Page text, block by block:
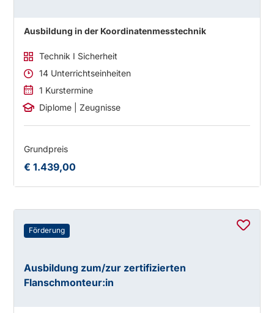
Ausbildung in der Koordinatenmesstechnik
Technik I Sicherheit
14 Unterrichtseinheiten
1 Kurstermine
Diplome | Zeugnisse
Grundpreis
€ 1.439,00
Förderung
Ausbildung zum/zur zertifizierten
Flanschmonteur:in